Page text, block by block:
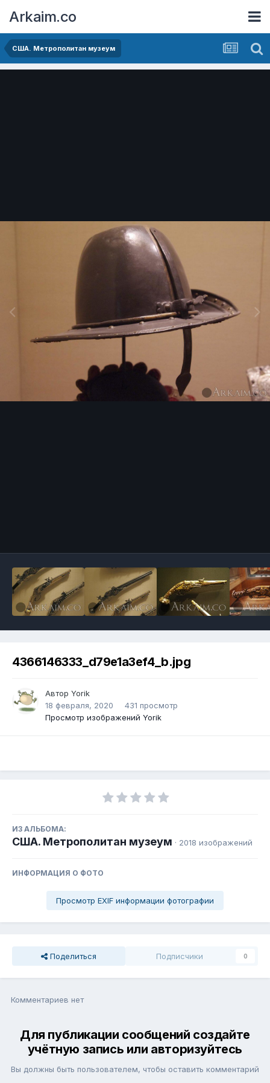
Arkaim.co
США. Метрополитан музеум
4366146333_d79e1a3ef4_b.jpg
Автор Yorik
18 февраля, 2020
431 просмотр
Просмотр изображений Yorik
ИЗ АЛЬБОМА:
США. Метрополитан музеум · 2018 изображений
ИНФОРМАЦИЯ О ФОТО
Просмотр EXIF информации фотографии
Поделиться Подписчики 0
Комментариев нет
Для публикации сообщений создайте
учётную запись или авторизуйтесь
Вы должны быть пользователем, чтобы оставить комментарий